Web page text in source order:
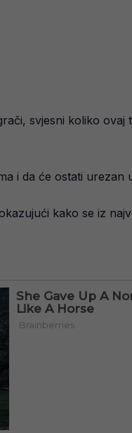
svjesni koliko ovaj
i da će ostati urezan
kako se iz